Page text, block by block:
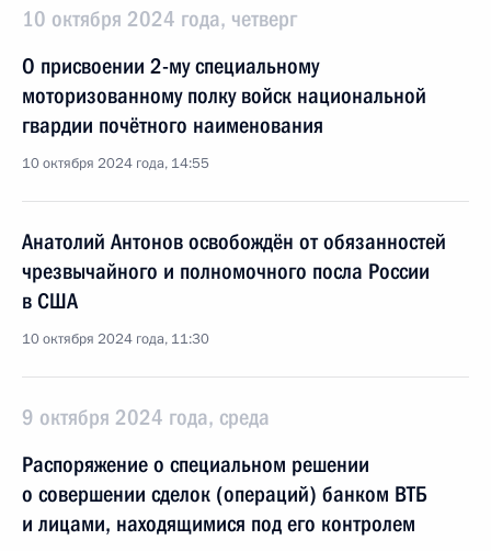
10 октября 2024 года, четверг
О присвоении 2-му специальному
моторизованному полку войск национальной
гвардии почётного наименования
10 октября 2024 года, 14:55
Анатолий Антонов освобождён от обязанностей
чрезвычайного и полномочного посла России
в США
10 октября 2024 года, 11:30
9 октября 2024 года, среда
Распоряжение о специальном решении
о совершении сделок (операций) банком ВТБ
и лицами, находящимися под его контролем